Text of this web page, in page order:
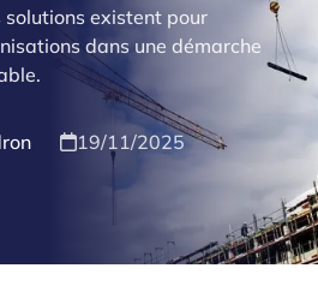
solutions existent pour
dans une démarche
19/11/2025